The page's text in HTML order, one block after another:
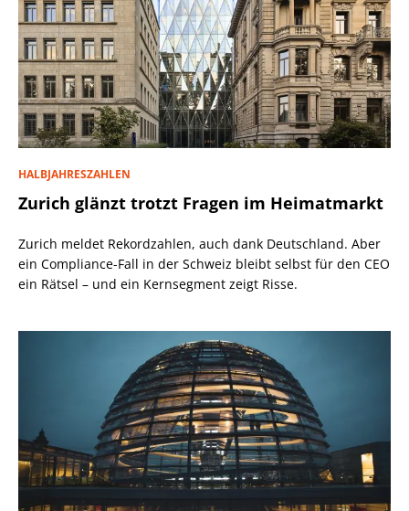
HALBJAHRESZAHLEN
Zurich glänzt trotzt Fragen im Heimatmarkt
Zurich meldet Rekordzahlen, auch dank Deutschland. Aber
ein Compliance-Fall in der Schweiz bleibt selbst für den CEO
ein Rätsel – und ein Kernsegment zeigt Risse.